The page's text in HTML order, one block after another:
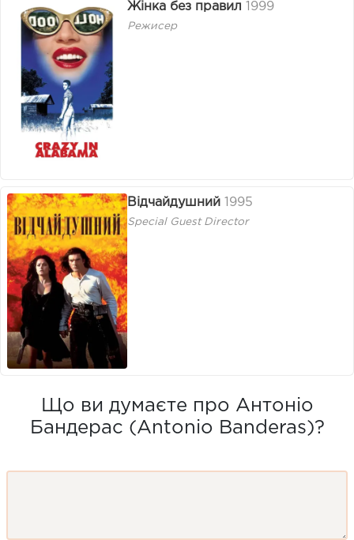
Жінка без правил 1999
Режисер
Відчайдушний 1995
Special Guest Director
Що ви думаєте про Антоніо
Бандерас (Antonio Banderas)?